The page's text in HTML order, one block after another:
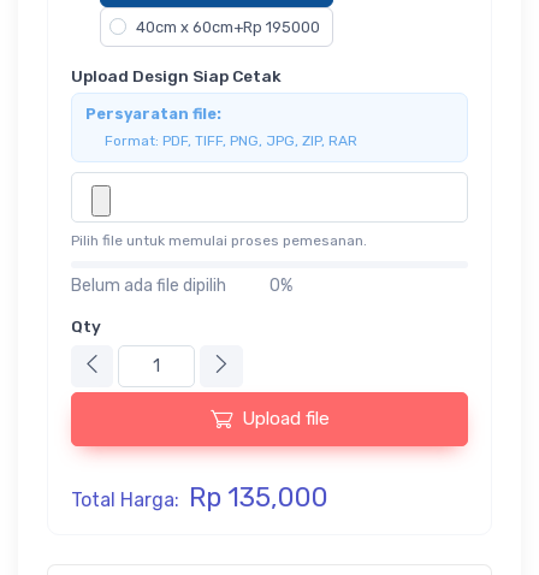
40cm x 60cm+Rp 195000
Upload Design Siap Cetak
Persyaratan file:
Format: PDF, TIFF, PNG, JPG, ZIP, RAR
Pilih file untuk memulai proses pemesanan.
0%
Belum ada file dipilih
Qty
Upload file
Total Harga: Rp 135,000